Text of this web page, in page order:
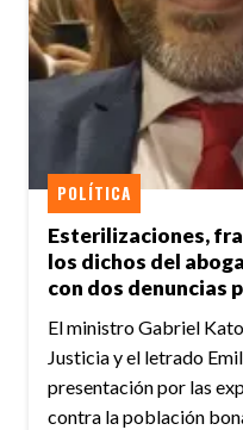
Esterilizaciones,
los dichos del
con dos denuncias
POLÍTICA
El ministro Gabriel
Justicia y el letrado
presentación por las
contra la población